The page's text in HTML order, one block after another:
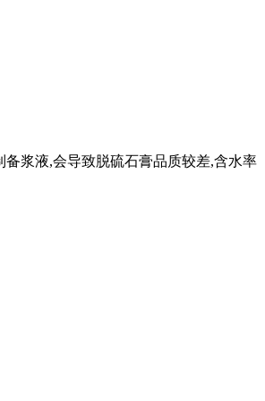
浆液,会导致脱硫石膏品质较差,含水率